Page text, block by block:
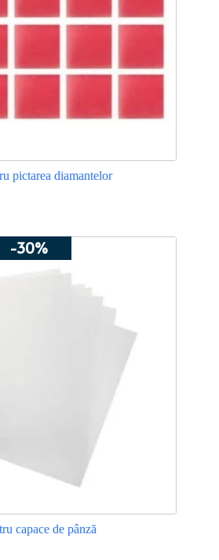
pictarea diamantelor
-30%
capace de pânză